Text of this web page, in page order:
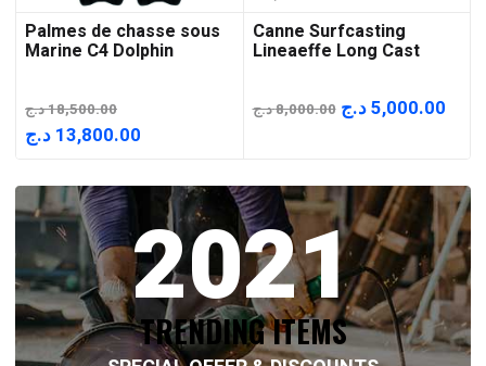
Palmes de chasse sous
Marine C4 Dolphin
18,500.00د.ج
Le
initial
était :
18,500.00 د.ج.
13,800.00 د.ج
actuel
est :
13,800.00 د.ج.
Canne Surfcasting
Lineaeffe Long Cast
8,000.00د.ج
Le
était :
8,000.00 د.ج.
5,000.00د.ج
Le
est :
2021
TRENDING ITEMS